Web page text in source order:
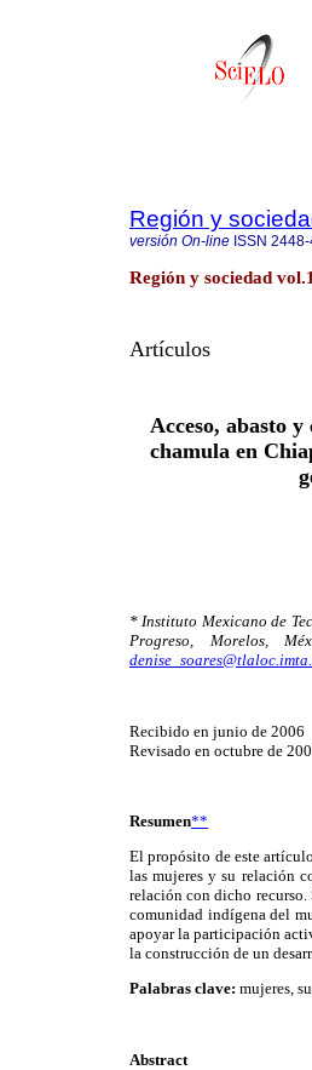
Región y
versión On-line ISSN
Región y sociedad
Artículos
Acceso, abasto
chamula en
* Instituto Mexicano de
Progreso, Morelos,
Recibido en junio de 2006
Revisado en octubre de
Resumen**
El propósito de este
las mujeres y su relación
relación con dicho recurso.
comunidad indígena del
apoyar la participación
la construcción de un
Palabras clave: mujeres,
Abstract